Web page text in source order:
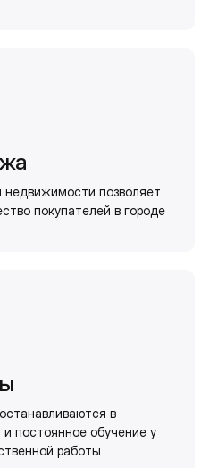
позволяет
покупателей в городе
в
постоянное обучение у
работы